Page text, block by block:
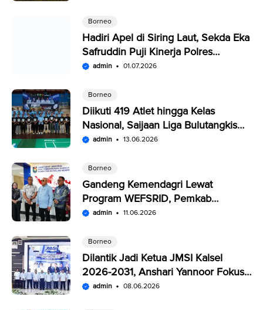
Borneo
Hadiri Apel di Siring Laut, Sekda Eka
Safruddin Puji Kinerja Polres
Kotabaru
admin 01.07.2026
Borneo
Diikuti 419 Atlet hingga Kelas
Nasional, Saijaan Liga Bulutangkis
Memperebutkan Rp109,5 Juta
admin 13.06.2026
Borneo
Gandeng Kemendagri Lewat
Program WEFSRID, Pemkab
Kotabaru Targetkan Petani Panen 3
admin 11.06.2026
Borneo
Dilantik Jadi Ketua JMSI Kalsel
2026-2031, Anshari Yannoor Fokus
Verifikasi Perusahaan Pers
admin 08.06.2026